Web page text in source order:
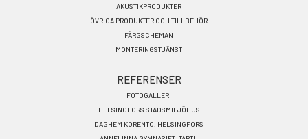
AKUSTIKPRODUKTER
ÖVRIGA PRODUKTER OCH TILLBEHÖR
FÄRGSCHEMAN
MONTERINGSTJÄNST
REFERENSER
FOTOGALLERI
HELSINGFORS STADSMILJÖHUS
DAGHEM KORENTO, HELSINGFORS